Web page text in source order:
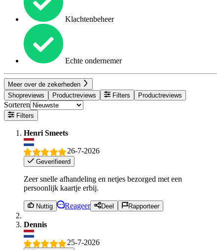
Klachtenbeheer
Echte ondernemer
Meer over de zekerheden
Shopreviews
Productreviews Filters Productreviews
Sorteren
Filters
Henri Smeets
26-7-2026
Geverifieerd
Zeer snelle afhandeling en netjes bezorged met een
persoonlijk kaartje erbij.
Nuttig Reageer Deel Rapporteer
Dennis
25-7-2026